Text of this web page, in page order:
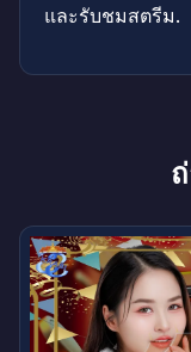
และรับชมสตรีม.